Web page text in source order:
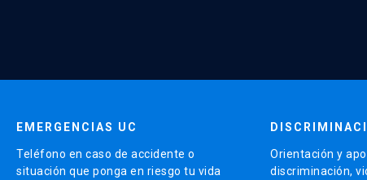
EMERGENCIAS UC
Teléfono en caso de accidente o
situación que ponga en riesgo tu vida
Orientación y
discriminación,